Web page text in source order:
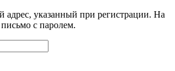
адрес, указанный при регистрации. На
с паролем.